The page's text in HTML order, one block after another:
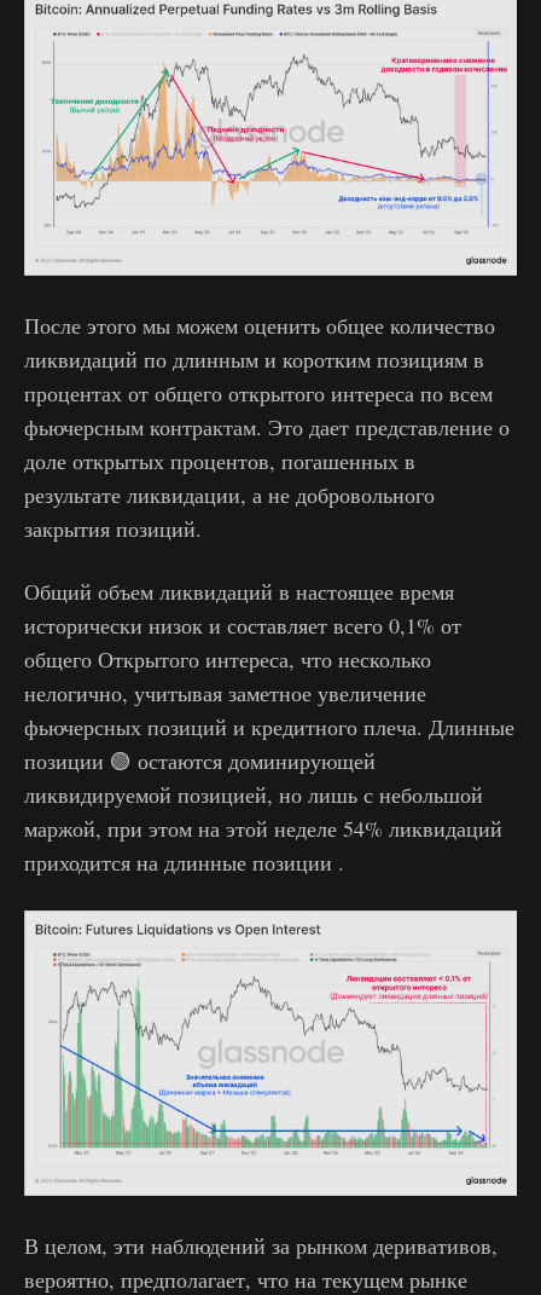
После этого мы можем оценить общее количество
ликвидаций по длинным и коротким позициям в
процентах от общего открытого интереса по всем
фьючерсным контрактам. Это дает представление о
доле открытых процентов, погашенных в
результате ликвидации, а не добровольного
закрытия позиций.
Общий объем ликвидаций в настоящее время
исторически низок и составляет всего 0,1% от
общего Открытого интереса, что несколько
нелогично, учитывая заметное увеличение
фьючерсных позиций и кредитного плеча. Длинные
позиции 🟢 остаются доминирующей
ликвидируемой позицией, но лишь с небольшой
маржой, при этом на этой неделе 54% ликвидаций
приходится на длинные позиции .
В целом, эти наблюдений за рынком деривативов,
вероятно, предполагает, что на текущем рынке